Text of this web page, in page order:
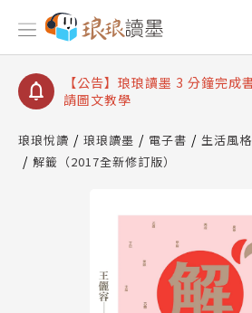
【公告】琅琅讀墨數位閱讀資
【公告】琅琅讀墨書櫃開通常
【公告】琅琅讀墨 3 分鐘完成
請圖文教學
查詢
【公告】琅琅讀墨數位閱讀資
琅琅悅讀 琅琅讀墨 電子書 生活風格
解籤（2017全新修訂版）